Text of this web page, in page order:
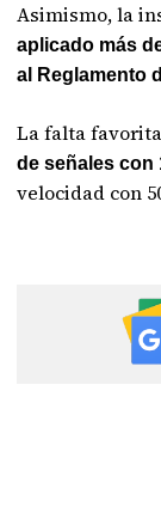
Asimismo, la
aplicado más
al Reglamento
La falta
de señales con
velocidad con